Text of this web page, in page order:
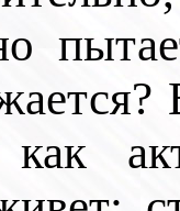
как